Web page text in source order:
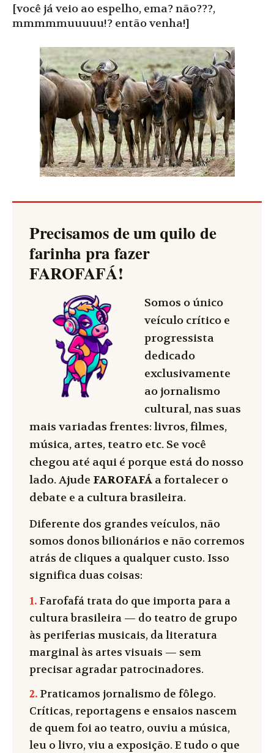
[você já veio ao espelho, ema? não???,
mmmmmuuuuu!? então venha!]
Precisamos de um quilo de
farinha pra fazer
FAROFAFÁ!
Somos o único
veículo crítico e
progressista
dedicado
exclusivamente
ao jornalismo
cultural, nas suas
mais variadas frentes: livros, filmes,
música, artes, teatro etc. Se você
chegou até aqui é porque está do nosso
lado. Ajude FAROFAFÁ a fortalecer o
debate e a cultura brasileira.
Diferente dos grandes veículos, não
somos donos bilionários e não corremos
atrás de cliques a qualquer custo. Isso
significa duas coisas:
1. Farofafá trata do que importa para a
cultura brasileira — do teatro de grupo
às periferias musicais, da literatura
marginal às artes visuais — sem
precisar agradar patrocinadores.
2. Praticamos jornalismo de fôlego.
Críticas, reportagens e ensaios nascem
de quem foi ao teatro, ouviu a música,
leu o livro, viu a exposição. E tudo o que